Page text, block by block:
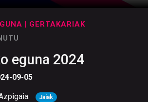
| GERTAKARIAK
eguna 2024
09-05
Jaiak